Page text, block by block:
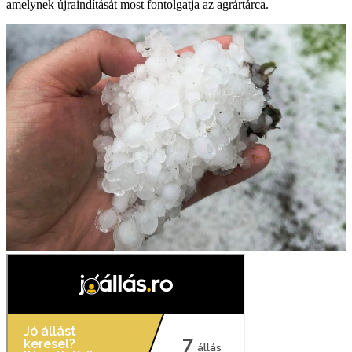
amelynek újraindítását most fontolgatja az agrártárca.